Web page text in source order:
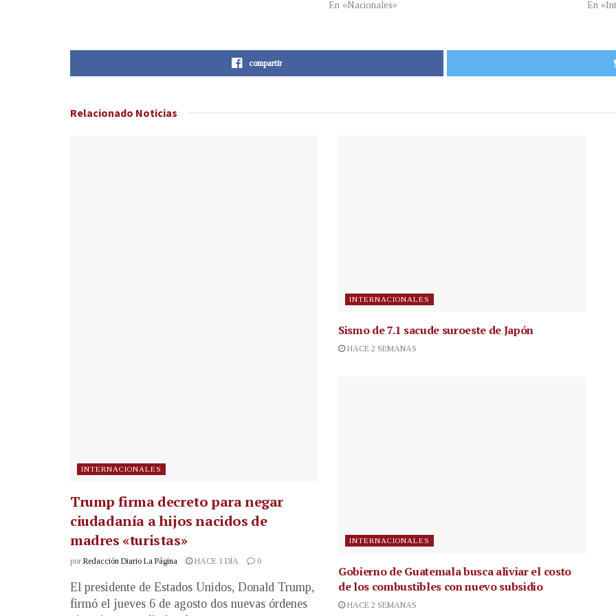
En «Nacionales»
En
compartir
Relacionado Noticias
INTERNACIONALES
Trump firma decreto para negar
ciudadanía a hijos nacidos de
madres «turistas»
por Redacción Diario La Página HACE 1 DÍA 0
El presidente de Estados Unidos, Donald Trump,
firmó el jueves 6 de agosto dos nuevas órdenes
INTERNACIONALES
Sismo de 7.1 sacude suroeste de Japón
HACE 2 SEMANAS
INTERNACIONALES
Gobierno de Guatemala busca aliviar el costo
de los combustibles con nuevo subsidio
HACE 2 SEMANAS